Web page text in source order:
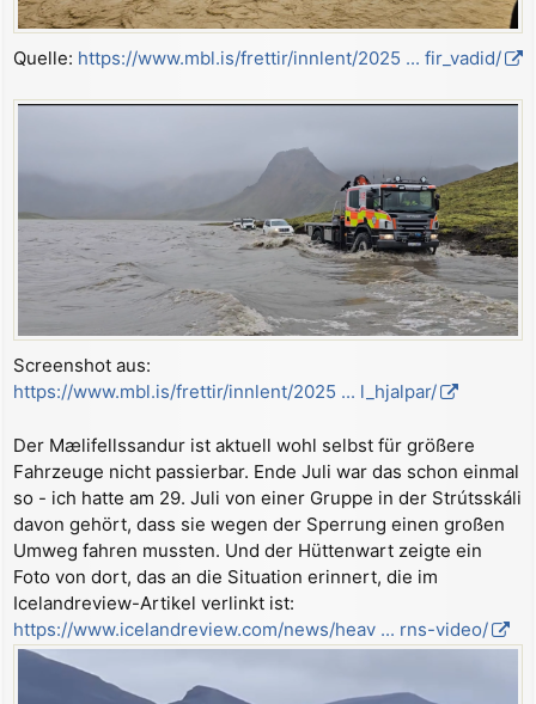
Quelle: https://www.mbl.is/frettir/innlent/2025 ... fir_vadid/
Screenshot aus:
https://www.mbl.is/frettir/innlent/2025 ... l_hjalpar/
Der Mælifellssandur ist aktuell wohl selbst für größere
Fahrzeuge nicht passierbar. Ende Juli war das schon einmal
so - ich hatte am 29. Juli von einer Gruppe in der Strútsskáli
davon gehört, dass sie wegen der Sperrung einen großen
Umweg fahren mussten. Und der Hüttenwart zeigte ein
Foto von dort, das an die Situation erinnert, die im
Icelandreview-Artikel verlinkt ist:
https://www.icelandreview.com/news/heav ... rns-video/